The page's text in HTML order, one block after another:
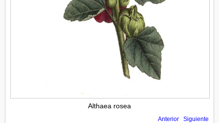
Althaea rosea
Anterior Siguiente